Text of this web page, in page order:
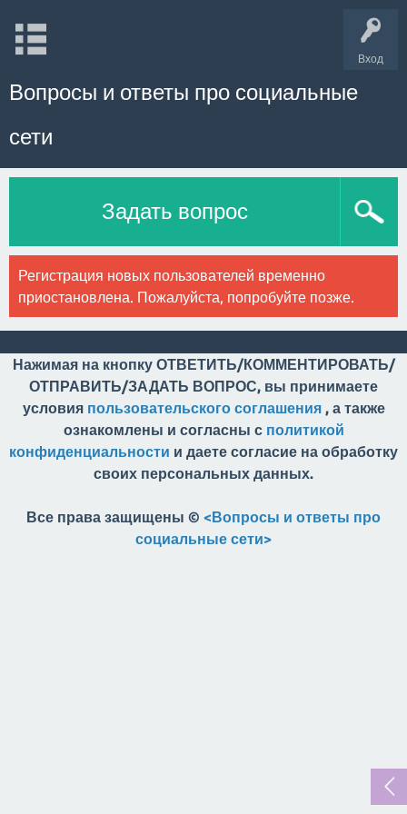
Вход
Вопросы и ответы про социальные
сети
Задать вопрос
Регистрация новых пользователей временно
приостановлена. Пожалуйста, попробуйте позже.
Нажимая на кнопку ОТВЕТИТЬ/КОММЕНТИРОВАТЬ/
ОТПРАВИТЬ/ЗАДАТЬ ВОПРОС, вы принимаете
условия пользовательского соглашения, а также
ознакомлены и согласны с политикой
конфиденциальности и даете согласие на обработку
своих персональных данных.
Все права защищены © <Вопросы и ответы про
социальные сети>